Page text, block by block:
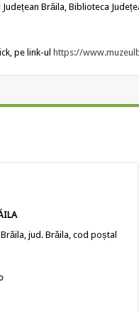
Brăila, Biblioteca
pe link-ul https://
jud. Brăila, cod poștal